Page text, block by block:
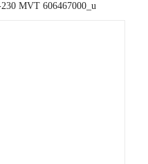
MVT 606467000_u